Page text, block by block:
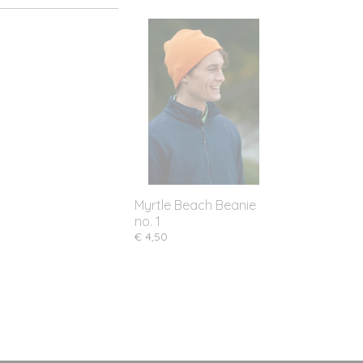
Myrtle Beach Beanie
no. 1
€ 4,50